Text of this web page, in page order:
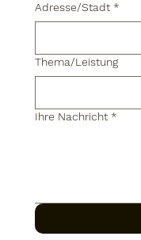
Adresse/Stadt *
Thema/Leistung
Ihre Nachricht *